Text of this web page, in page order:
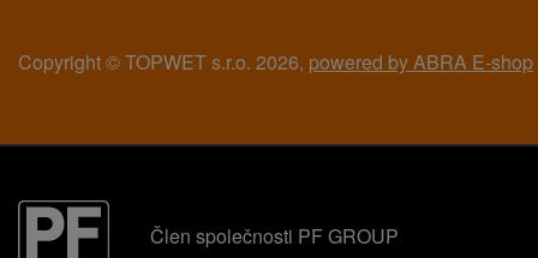
Copyright © TOPWET s.r.o. 2026, powered by ABRA E-shop
Člen společnosti PF GROUP